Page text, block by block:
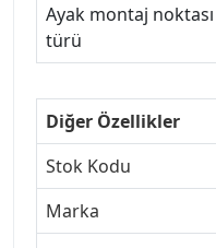
Ayak montaj noktası
türü
Diğer Özellikler
Stok Kodu
Marka